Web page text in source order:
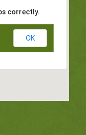
correctly.
OK